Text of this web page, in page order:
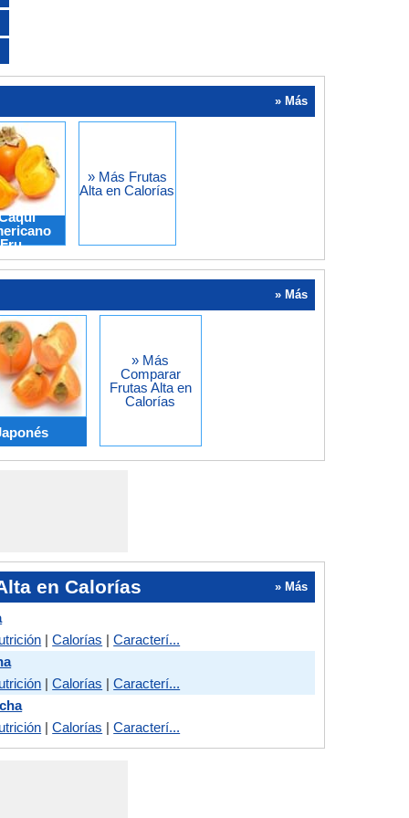
» Más
Fru...
» Más Frutas
Alta en Calorías
» Más
» Más
Comparar
Frutas Alta en
Calorías
en Calorías » Más
|Calorías |Caracterí...
|Calorías |Caracterí...
|Calorías |Caracterí...